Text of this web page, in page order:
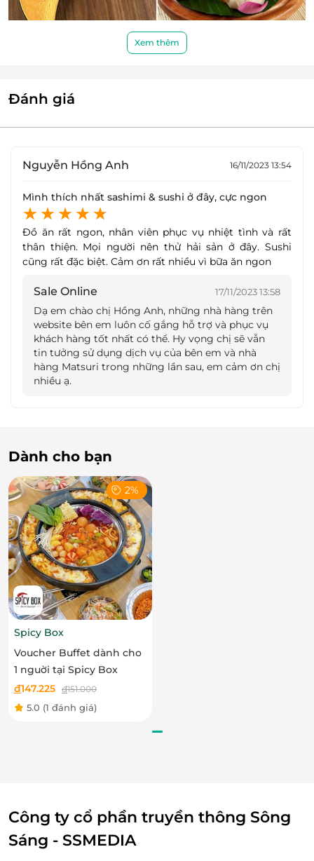
Các món ăn thơm ngon, giàu dinh dưỡng, tốt cho sức khỏe.
sẽ có cơ hội thưởng thức những món chay thơm
mới quen thuộc qua bàn tay chế biến của các đầu
các món ăn.
Bạn sẽ không khỏi ấn tượng với Củ Sen Muối Mè
truyền thống mang độ giòn, ngọt tự nhiên hay
hương vị đậm đà giòn ngọt của Đọt Su Xào Đậu
Bên cạnh đó, là các món ăn kết hợp giữa nét ẩm
thực truyền thống Nhật Bản được biến tấu, pha trộn
theo khẩu vị của người Việt giúp bạn cảm nhận
được hương vị độc đáo vừa lạ lại vừa quen
ngọt đằm thắm của Súp Miso hòa quyện cùng cơm
cuộn trắng dẻo thơm tạo nên bữa ăn tròn vị hơn bao
giờ hết.
Không gian nhà hàngMatsuri - Yaki Restaurant được
thiết kế ấm cúng, riêng tư phảng phất nét Nhật
truyền thống khiến thực khách như được đắm
Xem thêm
Đánh giá
Nguyễn Hồng Anh 16/11/2023 13:54
Mình thích nhất sashimi & sushi ở đây, cực ngon
Đồ ăn rất ngon, nhân viên phục vụ nhiệt tình và rất
thân thiện. Mọi người nên thử hải sản ở đây. Sushi
cũng rất đặc biệt. Cảm ơn rất nhiều vì bữa ăn ngon
Sale Online 17/11/2023 13:58
Dạ em chào chị Hồng Anh, những nhà hàng trên
website bên em luôn cố gắng hỗ trợ và phục vụ
khách hàng tốt nhất có thể. Hy vọng chị sẽ vẫn
tin tưởng sử dụng dịch vụ của bên em và nhà
hàng Matsuri trong những lần sau, em cảm ơn chị
nhiều ạ.
Dành cho bạn
2%
Spicy Box
Voucher Buffet dành cho
1 nguời tại Spicy Box
đ147.225 đ151.000
5.0 (1 đánh giá)
Công ty cổ phần truyền thông Sông
Sáng - SSMEDIA